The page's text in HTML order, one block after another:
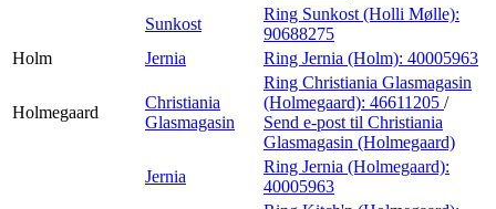
Sunkost
Ring Sunkost (Holli Mølle):
90688275
Holm
Jernia Ring Jernia (Holm): 40005963
Holmegaard
Christiania
Glasmagasin
Ring Christiania Glasmagasin
(Holmegaard): 46611205 /
Send e-post til Christiania
Glasmagasin (Holmegaard)
Jernia
Ring Jernia (Holmegaard):
40005963